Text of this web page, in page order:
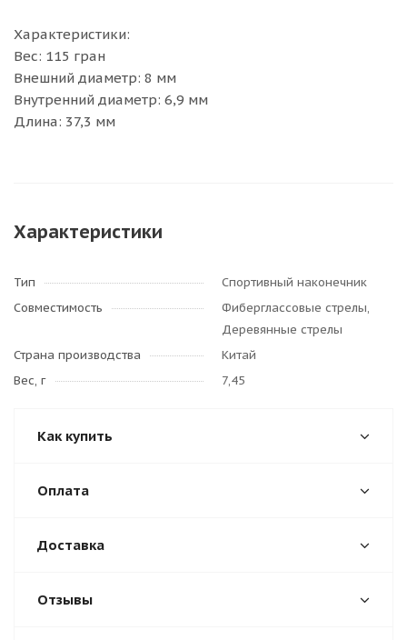
Характеристики:
Вес: 115 гран
Внешний диаметр: 8 мм
Внутренний диаметр: 6,9 мм
Длина: 37,3 мм
Характеристики
Тип
Спортивный наконечник
Совместимость
Фиберглассовые стрелы,
Деревянные стрелы
Страна производства
Китай
Вес, г
7,45
Как купить
Оплата
Доставка
Отзывы